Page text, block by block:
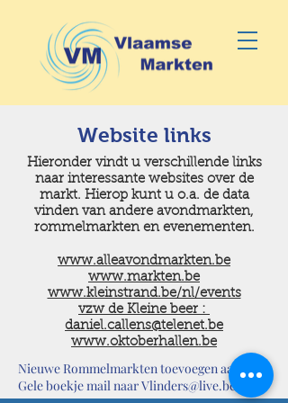
Website links
Hieronder vindt u verschillende links
naar interessante websites over de
markt. Hierop kunt u o.a. de data
vinden van andere avondmarkten,
rommelmarkten en evenementen.
www.alleavondmarkten.be
www.markten.be
www.kleinstrand.be/nl/events
vzw de Kleine beer :
daniel.callens@telenet.be
www.oktoberhallen.be
Nieuwe Rommelmarkten toevoegen aan het
Gele boekje mail naarVlinders@live.be